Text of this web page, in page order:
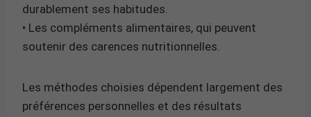
durablement ses habitudes.
• Les compléments alimentaires, qui peuvent
soutenir des carences nutritionnelles.
Les méthodes choisies dépendent largement des
préférences personnelles et des résultats